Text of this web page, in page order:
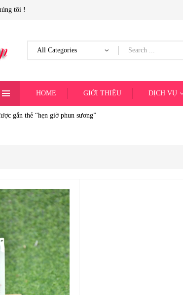
tôi !
HOME GIỚI THIỆU DỊCH VỤ
gắn thẻ “hẹn giờ phun sương”